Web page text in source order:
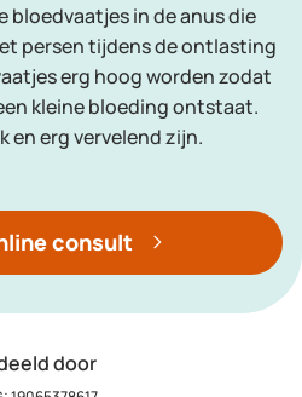
bloedvaatjes in de anus die
persen tijdens de ontlasting
erg hoog worden zodat
kleine bloeding ontstaat.
en erg vervelend zijn.
consult
door